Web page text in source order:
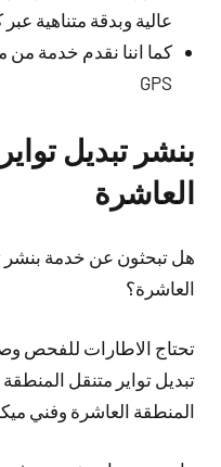
عالية وبدقة متناهية
كما اننا نقدم خدمة من
GPS
بنشر تبديل
العاشرة
هل تبحثون عن خدمة بنشر
العاشرة؟
تحتاج الاطارات للفحص
تبديل تواير متنقل
المنطقة العاشرة وفني